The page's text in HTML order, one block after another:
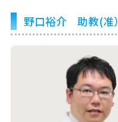
野口裕介 助教(准）